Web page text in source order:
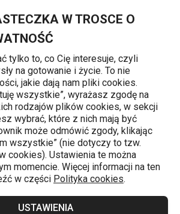
W TROSCE O
tylko to, co Cię interesuje, czyli
na gotowanie i życie. To nie
jakie dają nam pliki cookies.
wszystkie”, wyrażasz zgodę na
rodzajów plików cookies, w sekcji
wybrać, które z nich mają być
może odmówić zgody, klikając
wszystkie” (nie dotyczy to tzw.
cookies). Ustawienia te można
momencie. Więcej informacji na ten
w części Polityka cookies.
USTAWIENIA
HOME, błękitne